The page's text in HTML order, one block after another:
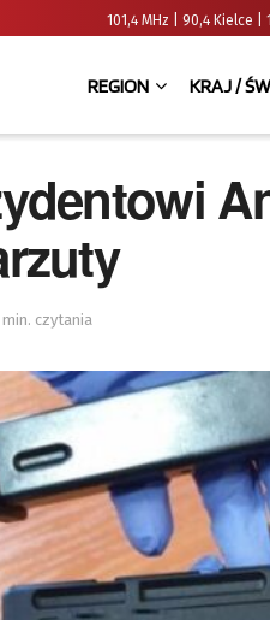
101,4 MHz | 90,4 Kielce
REGION KRAJ /
min. czytania